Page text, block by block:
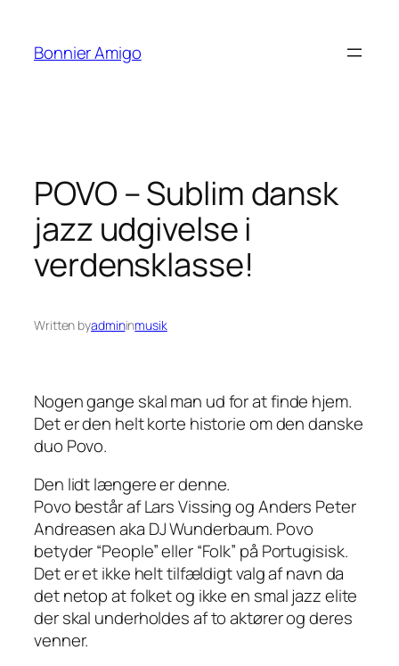
indhold
Bonnier Amigo
POVO – Sublim dansk
jazz udgivelse i
verdensklasse!
Written byadmininmusik
Nogen gange skal man ud for at finde hjem.
Det er den helt korte historie om den danske
duo Povo.
Den lidt længere er denne.
Povo består af Lars Vissing og Anders Peter
Andreasen aka DJ Wunderbaum. Povo
betyder “People” eller “Folk” på Portugisisk.
Det er et ikke helt tilfældigt valg af navn da
det netop at folket og ikke en smal jazz elite
der skal underholdes af to aktører og deres
venner.